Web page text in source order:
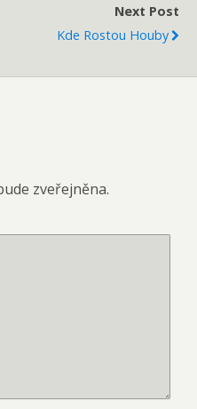
Next Post
Kde Rostou Houby
zveřejněna.